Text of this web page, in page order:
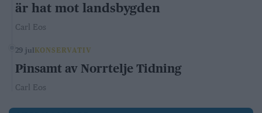
är hat mot landsbygden
Carl Eos
29 jul KONSERVATIV
Pinsamt av Norrtelje Tidning
Carl Eos